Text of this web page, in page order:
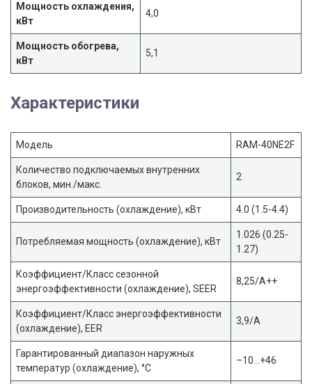
Мощность охлаждения,
кВт
4,0
Мощность обогрева,
кВт
5,1
Характеристики
Модель RAM-40NE2F
Количество подключаемых внутренних
блоков, мин./макс.
2
Производительность (охлаждение), кВт 4.0 (1.5-4.4)
Потребляемая мощность (охлаждение), кВт
1.026 (0.25-
1.27)
Коэффициент/Класс сезонной
энергоэффективности (охлаждение), SEER
8,25/A++
Коэффициент/Класс энергоэффективности
(охлаждение), EER
3,9/A
Гарантированный диапазон наружных
температур (охлаждение), °С
–10…+46